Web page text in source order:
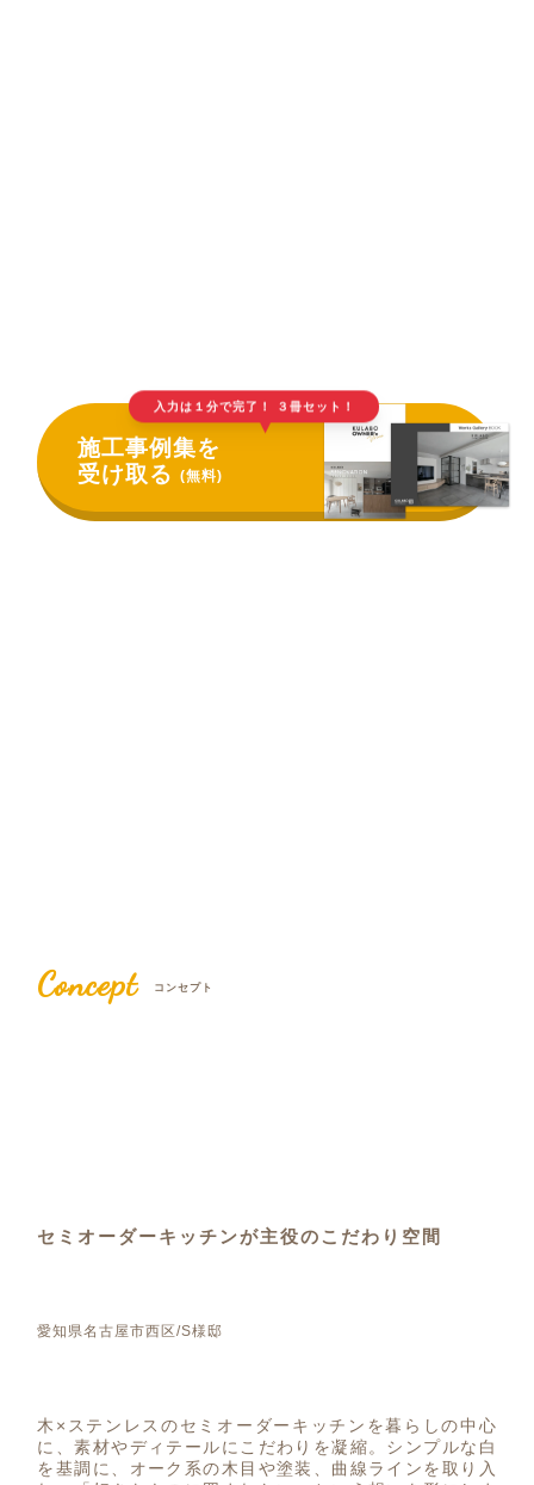
入力は１分で完了！ ３冊セット！
▲
施工事例集を
受け取る(無料)
Concept コンセプト
セミオーダーキッチンが主役のこだわり空間
愛知県名古屋市西区/S様邸
木×ステンレスのセミオーダーキッチンを暮らしの中心
に、素材やディテールにこだわりを凝縮。シンプルな白
を基調に、オーク系の木目や塗装、曲線ラインを取り入